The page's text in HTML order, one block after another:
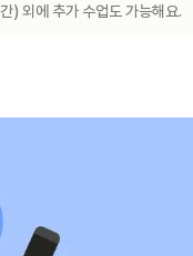
) 외에 추가 수업도 가능해요.